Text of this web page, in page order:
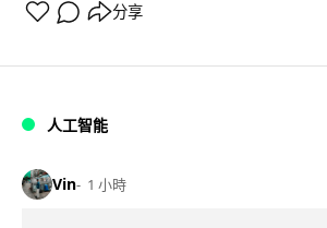
分享
人工智能
Vin 1 小時